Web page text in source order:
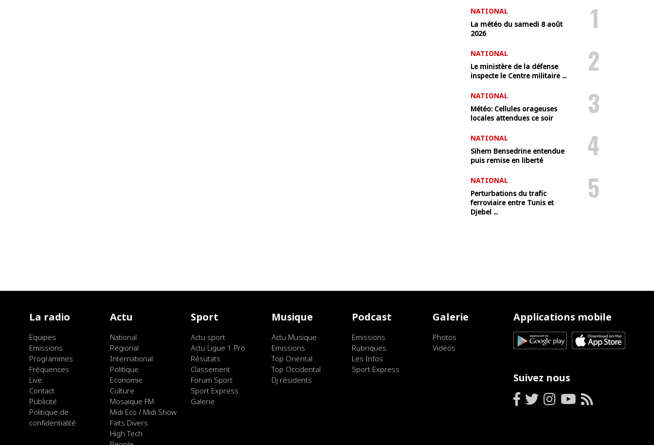
NATIONAL
La météo du samedi 8 août
2026
1
NATIONAL
Le ministère de la défense
inspecte le Centre militaire ...
2
NATIONAL
Météo: Cellules orageuses
locales attendues ce soir
3
NATIONAL
Sihem Bensedrine entendue
puis remise en liberté
4
NATIONAL
Perturbations du trafic
ferroviaire entre Tunis et
Djebel ...
5
La radio
Equipes
Emissions
Programmes
Fréquences
Live
Contact
Publicité
Politique de
confidentialité
Actu
National
Régional
International
Politique
Economie
Culture
Mosaique FM
Midi Eco / Midi Show
Faits Divers
High Tech
Sport
Actu sport
Actu Ligue 1 Pro
Résutats
Classement
Forum Sport
Sport Express
Galerie
Musique
Actu Musique
Emissions
Top Oriental
Top Occidental
Dj résidents
Podcast
Emissions
Rubriques
Les Infos
Sport Express
Galerie
Photos
Vidéos
Applications mobile
Suivez nous